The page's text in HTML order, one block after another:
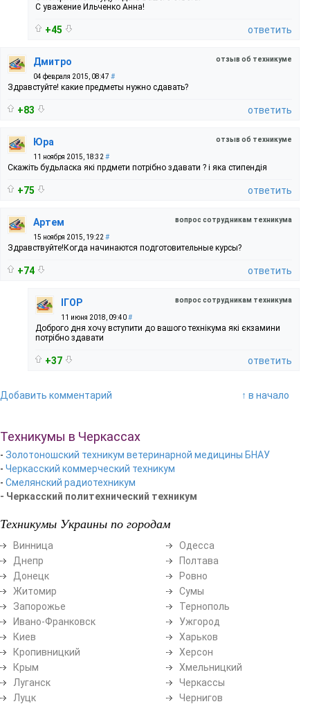
С уважение Ильченко Анна!
+45 ответить
отзыв об техникуме
Дмитро
04 февраля 2015, 08:47 #
Здравстуйте! какие предметы нужно сдавать?
+83 ответить
отзыв об техникуме
Юра
11 ноября 2015, 18:32 #
Скажіть будьласка які прдмети потрібно здавати ? і яка стипендія
+75 ответить
вопрос сотрудникам техникума
Артем
15 ноября 2015, 19:22 #
Здравствуйте!Когда начинаются подготовительные курсы?
+74 ответить
вопрос сотрудникам техникума
ІГОР
11 июня 2018, 09:40#
Доброго дня хочу вступити до вашого технікума які єкзамини
потрібно здавати
+37 ответить
Добавить комментарий ↑ в начало
Техникумы в Черкассах
- Золотоношский техникум ветеринарной медицины БНАУ
- Черкасский коммерческий техникум
- Смелянский радиотехникум
- Черкасский политехнический техникум
Техникумы Украины по городам
Винница
Днепр
Донецк
Житомир
Запорожье
Ивано-Франковск
Киев
Кропивницкий
Крым
Луганск
Луцк
Одесса
Полтава
Ровно
Сумы
Тернополь
Ужгород
Харьков
Херсон
Хмельницкий
Черкассы
Чернигов